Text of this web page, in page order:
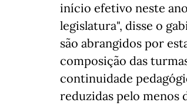
início efetivo neste
legislatura", disse o
são abrangidos por
composição das
continuidade
reduzidas pelo menos